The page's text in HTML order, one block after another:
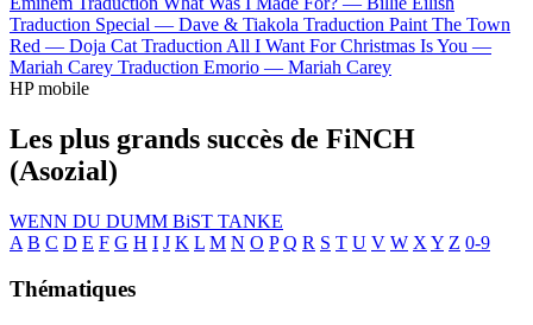
Traduction Special — Dave & Tiakola Traduction Paint The Town
Red — Doja Cat Traduction All I Want For Christmas Is You —
Mariah Carey Traduction Emorio — Mariah Carey
HP mobile
Les plus grands succès de FiNCH
(Asozial)
WENN DU DUMM BiST TANKE
A B C D E F G H I J K L M N O P Q R S T U V W X Y Z 0-9
Thématiques